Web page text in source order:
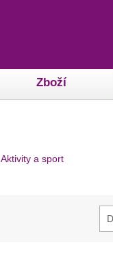
Zboží
Aktivity a sport